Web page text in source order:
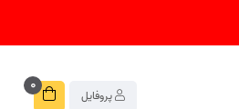
0